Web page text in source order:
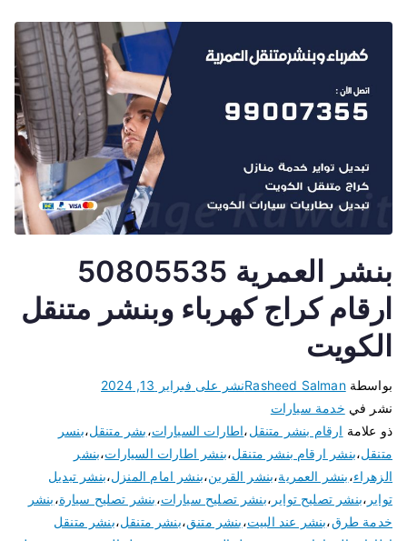
بنشر العمرية 50805535
ارقام كراج كهرباء وبنشر متنقل
الكويت
بواسطةRasheed Salmanنشر على فبراير 13, 2024
نشر في خدمة سيارات
ذو علامة ارقام بنشر متنقل،اطارات السيارات،بشر متنقل،بنسر
متنقل،بنشر ارقام بنشر متنقل،بنشر اطارات السيارات،بنشر
الزهراء،بنشر العمرية،بنشر القرين،بنشر امام المنزل،بنشر تبديل
تواير ،بنشر تصليح تواير ،بنشر تصليح سيارات،بنشر تصليح سيارة،بنشر
خدمة طرق،بنشر عند البيت،بنشر متنق،بنشر متنقل،بنشر متنقل